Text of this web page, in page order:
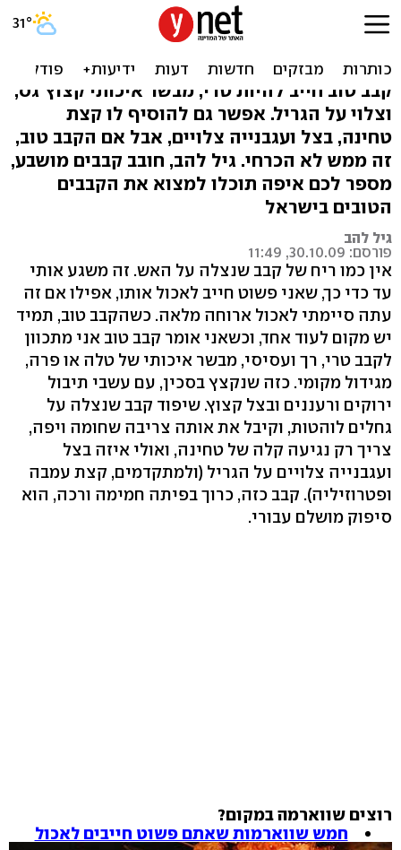
יצאו קבב: חמשת הקבבים
הטובים בישראל
קבב טוב חייב להיות טרי, מבשר איכותי קצוץ גס,
וצלוי על הגריל. אפשר גם להוסיף לו קצת
טחינה, בצל ועגבנייה צלויים, אבל אם הקבב טוב,
זה ממש לא הכרחי. גיל להב, חובב קבבים מושבע,
מספר לכם איפה תוכלו למצוא את הקבבים
הטובים בישראל
גיל להב
פורסם: 30.10.09, 11:49
אין כמו ריח של קבב שנצלה על האש. זה משגע אותי
עד כדי כך, שאני פשוט חייב לאכול אותו, אפילו אם זה
עתה סיימתי לאכול ארוחה מלאה. כשהקבב טוב, תמיד
יש מקום לעוד אחד, וכשאני אומר קבב טוב אני מתכוון
לקבב טרי, רך ועסיסי, מבשר איכותי של טלה או פרה,
מגידול מקומי. כזה שנקצץ בסכין, עם עשבי תיבול
ירוקים ורעננים ובצל קצוץ. שיפוד קבב שנצלה על
גחלים לוהטות, וקיבל את אותה צריבה שחומה ויפה,
צריך רק נגיעה קלה של טחינה, ואולי איזה בצל
ועגבנייה צלויים על הגריל (ולמתקדמים, קצת עמבה
ופטרוזיליה). קבב כזה, כרוך בפיתה חמימה ורכה, הוא
סיפוק מושלם עבורי.
רוצים שווארמה במקום?
חמש שווארמות שאתם פשוט חייבים לאכול